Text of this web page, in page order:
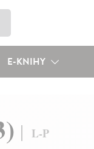
E-KNIHY
L-P